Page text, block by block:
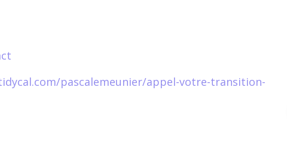
pascalemeunier/appel-votre-transition-